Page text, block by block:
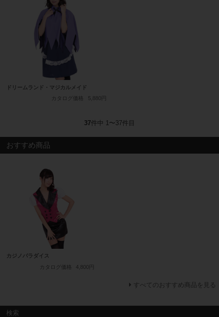
ドリームランド・マジカルメイド
カタログ価格
5,880円
37件中 1〜37件目
おすすめ商品
カジノパラダイス
カタログ価格
4,800円
すべてのおすすめ商品を見る
検索